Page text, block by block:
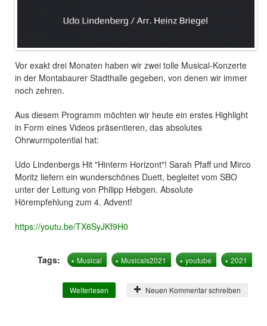
Vor exakt drei Monaten haben wir zwei tolle Musical-Konzerte
in der Montabaurer Stadthalle gegeben, von denen wir immer
noch zehren.
Aus diesem Programm möchten wir heute ein erstes Highlight
in Form eines Videos präsentieren, das absolutes
Ohrwurmpotential hat:
Udo Lindenbergs Hit "Hinterm Horizont"! Sarah Pfaff und Mirco
Moritz liefern ein wunderschönes Duett, begleitet vom SBO
unter der Leitung von Philipp Hebgen. Absolute
Hörempfehlung zum 4. Advent!
https://youtu.be/TX6SyJKf9H0
Tags: Musical Musicals2021 youtube 2021
Weiterlesen über Hinterm Horizont | Musicals 2021
Neuen Kommentar schreiben